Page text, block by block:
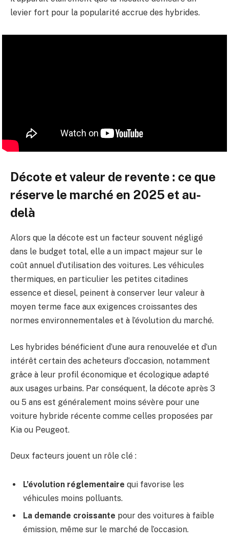
levier fort pour la popularité accrue des hybrides.
Décote et valeur de revente : ce que
réserve le marché en 2025 et au-
delà
Alors que la décote est un facteur souvent négligé
dans le budget total, elle a un impact majeur sur le
coût annuel d’utilisation des voitures. Les véhicules
thermiques, en particulier les petites citadines
essence et diesel, peinent à conserver leur valeur à
moyen terme face aux exigences croissantes des
normes environnementales et à l’évolution du marché.
Les hybrides bénéficient d’une aura renouvelée et d’un
intérêt certain des acheteurs d’occasion, notamment
grâce à leur profil économique et écologique adapté
aux usages urbains. Par conséquent, la décote après 3
ou 5 ans est généralement moins sévère pour une
voiture hybride récente comme celles proposées par
Kia ou Peugeot.
Deux facteurs jouent un rôle clé :
L’évolution réglementaire qui favorise les
véhicules moins polluants.
La demande croissante pour des voitures à faible
émission, même sur le marché de l’occasion.